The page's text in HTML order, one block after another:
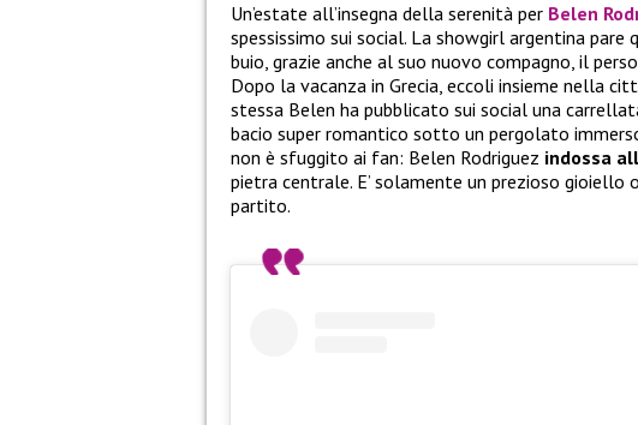
Un’estate all’insegna della serenità per Belen
spessissimo sui social. La showgirl argentina
buio, grazie anche al suo nuovo compagno, il
Dopo la vacanza in Grecia, eccoli insieme nella
stessa Belen ha pubblicato sui social una
bacio super romantico sotto un pergolato
non è sfuggito ai fan: Belen Rodriguez indossa
pietra centrale. E’ solamente un prezioso
partito.